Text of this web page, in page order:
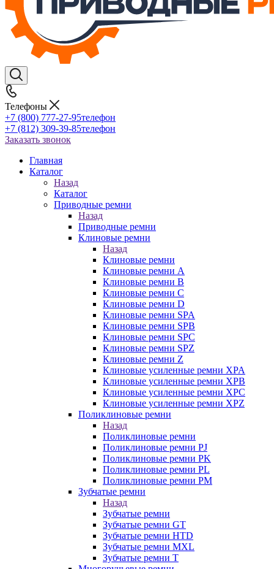
Телефоны
+7 (800) 777-27-95телефон
+7 (812) 309-39-85телефон
Заказать звонок
Главная
Каталог
Назад
Каталог
Приводные ремни
Назад
Приводные ремни
Клиновые ремни
Назад
Клиновые ремни
Клиновые ремни A
Клиновые ремни B
Клиновые ремни C
Клиновые ремни D
Клиновые ремни SPA
Клиновые ремни SPB
Клиновые ремни SPC
Клиновые ремни SPZ
Клиновые ремни Z
Клиновые усиленные ремни XPA
Клиновые усиленные ремни XPB
Клиновые усиленные ремни XPC
Клиновые усиленные ремни XPZ
Поликлиновые ремни
Назад
Поликлиновые ремни
Поликлиновые ремни PJ
Поликлиновые ремни PK
Поликлиновые ремни PL
Поликлиновые ремни PM
Зубчатые ремни
Назад
Зубчатые ремни
Зубчатые ремни GT
Зубчатые ремни HTD
Зубчатые ремни MXL
Зубчатые ремни Т